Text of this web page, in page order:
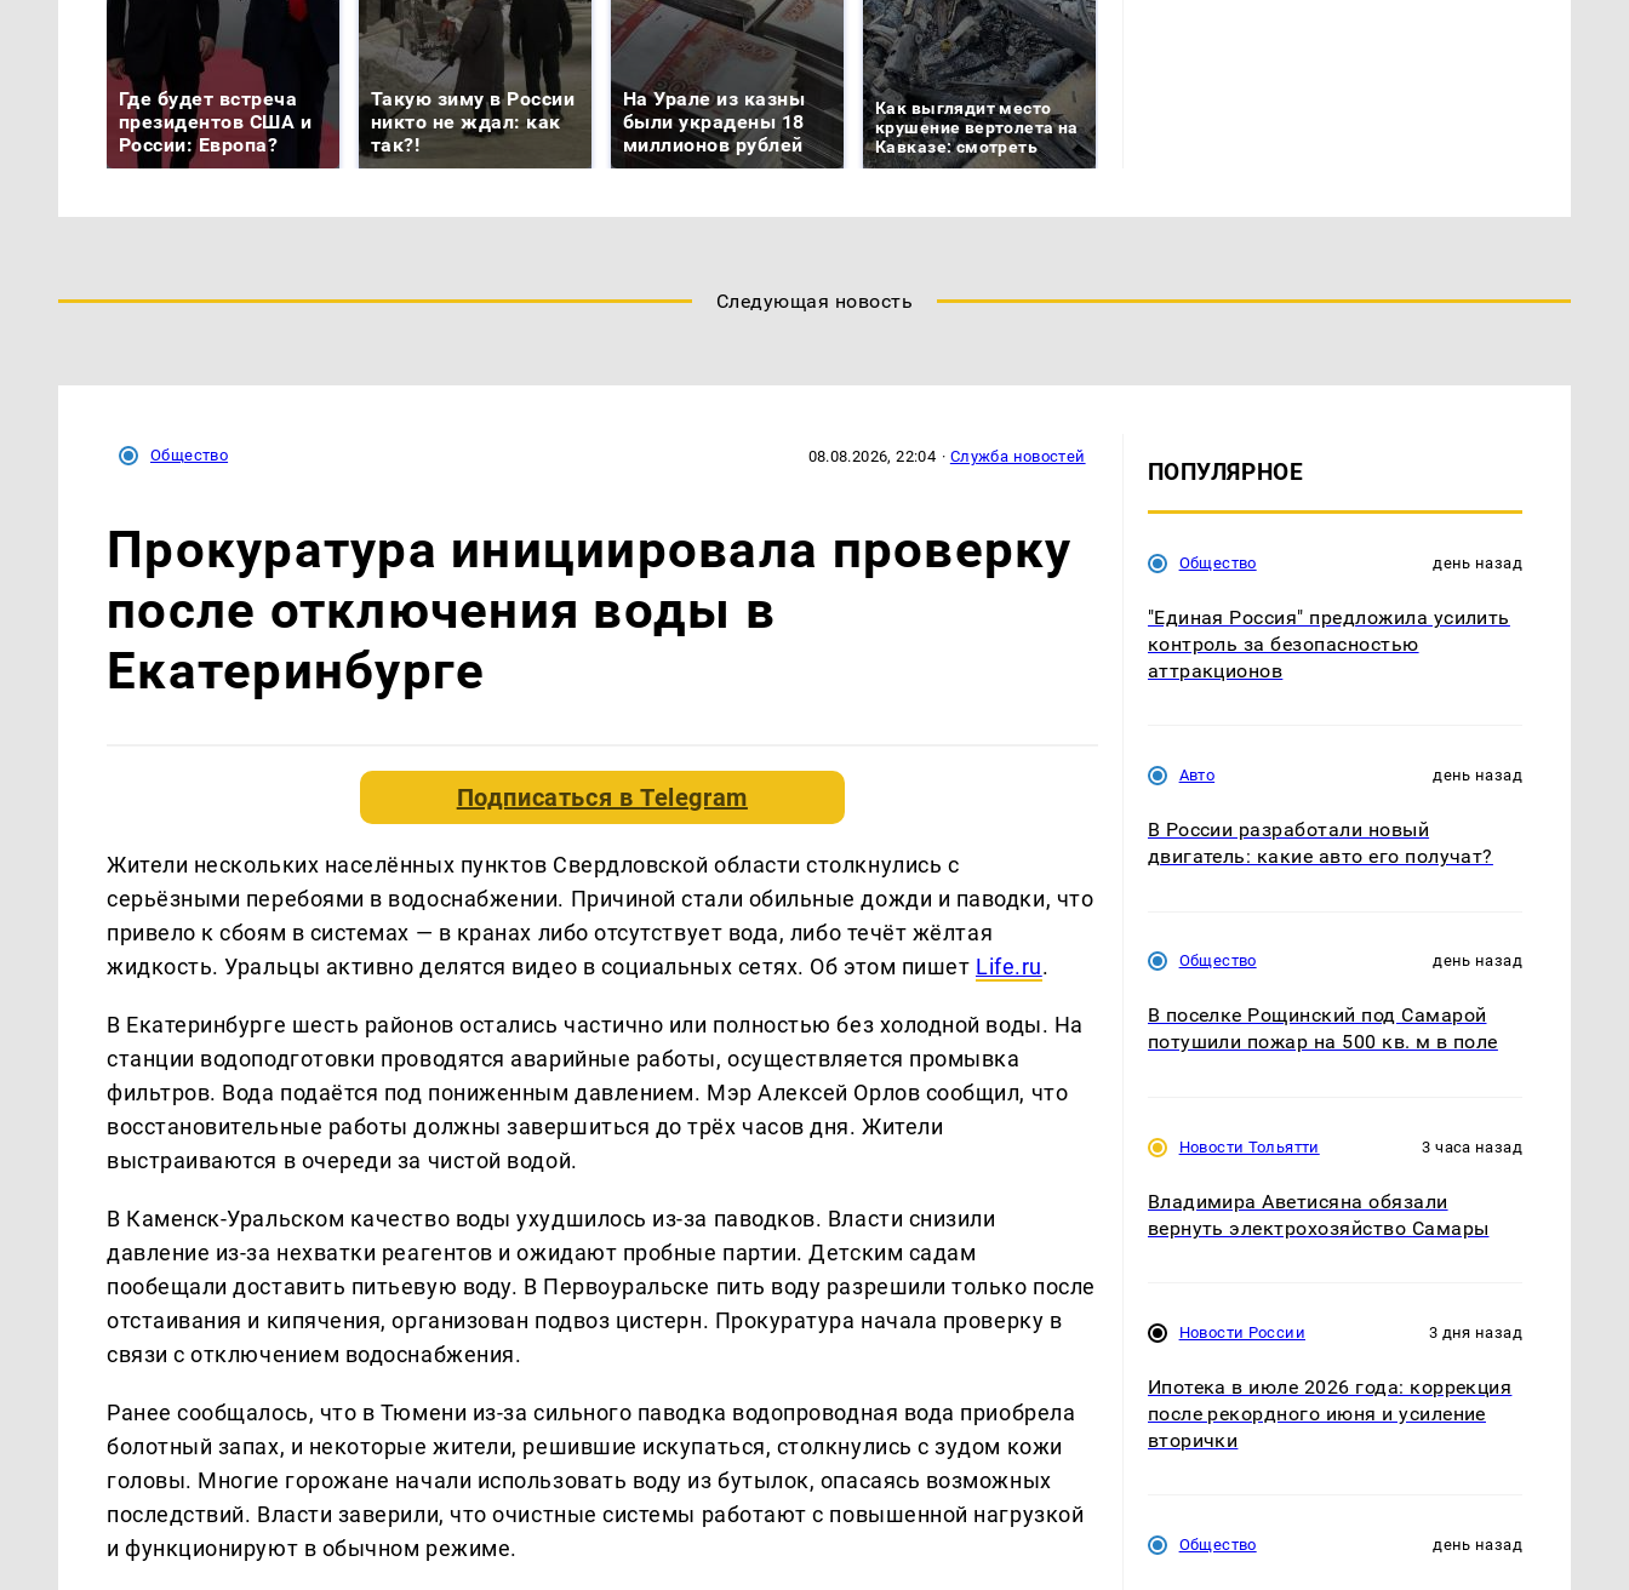
Где будет встреча
президентов США и
России: Европа?
Такую зиму в России
никто не ждал: как
так?!
На Урале из казны
были украдены 18
миллионов рублей
Как выглядит место
крушение вертолета на
Кавказе: смотреть
Следующая новость
Общество 08.08.2026, 22:04 · Служба новостей
Прокуратура инициировала проверку
после отключения воды в
Екатеринбурге
Подписаться вTelegram
Жители нескольких населённых пунктов Свердловской области столкнулись с
серьёзными перебоями в водоснабжении. Причиной стали обильные дожди и паводки, что
привело к сбоям в системах — в кранах либо отсутствует вода, либо течёт жёлтая
жидкость. Уральцы активно делятся видео в социальных сетях. Об этом пишет Life.ru.
В Екатеринбурге шесть районов остались частично или полностью без холодной воды. На
станции водоподготовки проводятся аварийные работы, осуществляется промывка
фильтров. Вода подаётся под пониженным давлением. Мэр Алексей Орлов сообщил, что
восстановительные работы должны завершиться до трёх часов дня. Жители
выстраиваются в очереди за чистой водой.
В Каменск-Уральском качество воды ухудшилось из-за паводков. Власти снизили
давление из-за нехватки реагентов и ожидают пробные партии. Детским садам
пообещали доставить питьевую воду. В Первоуральске пить воду разрешили только после
отстаивания и кипячения, организован подвоз цистерн. Прокуратура начала проверку в
связи с отключением водоснабжения.
Ранее сообщалось, что в Тюмени из-за сильного паводка водопроводная вода приобрела
болотный запах, и некоторые жители, решившие искупаться, столкнулись с зудом кожи
головы. Многие горожане начали использовать воду из бутылок, опасаясь возможных
последствий. Власти заверили, что очистные системы работают с повышенной нагрузкой
и функционируют в обычном режиме.
ПОПУЛЯРНОЕ
Общество день назад
"Единая Россия" предложила усилить
контроль за безопасностью
аттракционов
Авто день назад
В России разработали новый
двигатель: какие авто его получат?
Общество день назад
В поселке Рощинский под Самарой
потушили пожар на 500 кв. м в поле
Новости Тольятти 3 часа назад
Владимира Аветисяна обязали
вернуть электрохозяйство Самары
Новости России 3 дня назад
Ипотека в июле 2026 года: коррекция
после рекордного июня и усиление
вторички
Общество день назад